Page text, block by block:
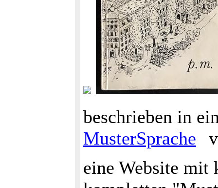
beschrieben in
MusterSprache
eine Website